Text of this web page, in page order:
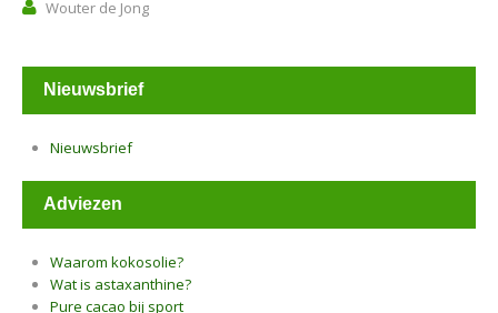
Wouter de Jong
Nieuwsbrief
Nieuwsbrief
Adviezen
Waarom kokosolie?
Wat is astaxanthine?
Pure cacao bij sport